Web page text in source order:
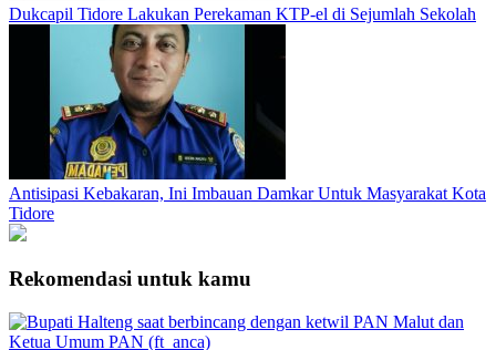
Dukcapil Tidore Lakukan Perekaman KTP-el di Sejumlah Sekolah
Antisipasi Kebakaran, Ini Imbauan Damkar Untuk Masyarakat Kota
Tidore
Rekomendasi untuk kamu